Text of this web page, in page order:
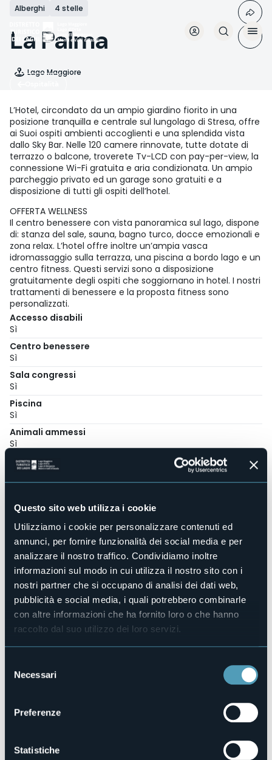
Questo sito web utilizza i cookie
Utilizziamo i cookie per personalizzare contenuti ed
annunci, per fornire funzionalità dei social media e per
analizzare il nostro traffico. Condividiamo inoltre
informazioni sul modo in cui utilizza il nostro sito con i
nostri partner che si occupano di analisi dei dati web,
pubblicità e social media, i quali potrebbero combinarle
con altre informazioni che ha fornito loro o che hanno
raccolto dal suo utilizzo dei loro servizi.
delNecessari
Preferenze
Statistiche
Salta
contenuto
principale
Alberghi 4 stelle
La Palma
Lago Maggiore
L’Hotel, circondato da un ampio giardino fiorito in una
posizione tranquilla e centrale sul lungolago di Stresa, offre
ai Suoi ospiti ambienti accoglienti e una splendida vista
dallo Sky Bar. Nelle 120 camere rinnovate, tutte dotate di
terrazzo o balcone, troverete Tv-LCD con pay-per-view, la
connessione Wi-Fi gratuita e aria condizionata. Un ampio
parcheggio privato ed un garage sono gratuiti e a
disposizione di tutti gli ospiti dell’hotel.
OFFERTA WELLNESS
Il centro benessere con vista panoramica sul lago, dispone
di: stanza del sale, sauna, bagno turco, docce emozionali e
zona relax. L’hotel offre inoltre un’ampia vasca
idromassaggio sulla terrazza, una piscina a bordo lago e un
centro fitness. Questi servizi sono a disposizione
gratuitamente degli ospiti che soggiornano in hotel. I nostri
trattamenti di benessere e la proposta fitness sono
personalizzati.
Accesso disabili
Sì
Centro benessere
Sì
Sala congressi
Sì
Piscina
Sì
Animali ammessi
Sì
Camere
120
info@hlapalma.it
Sito web
http://www.hlapalma.it
Telefono
+39 0323 32401
Codice CIR
103064-ALB-00032